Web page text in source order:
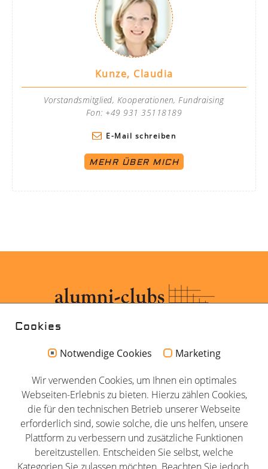
Kunze, Claudia
Vorstandsmitglied, Kooperationen, Fundraising
Fon: +49 931 35118189
E-Mail schreiben
MEHR ÜBER MICH
Impressum
Datenschutz
AGB
Newsletter
Partner
Cookies
Notwendige Cookies Marketing
Wir verwenden Cookies, um Ihnen ein optimales
Webseiten-Erlebnis zu bieten. Hierzu zählen Cookies,
die für den technischen Betrieb unserer Webseite
erforderlich sind, sowie solche, die uns helfen, unsere
Plattform zu verbessern und zusätzliche Funktionen
bereitzustellen. Entscheiden Sie selbst, welche